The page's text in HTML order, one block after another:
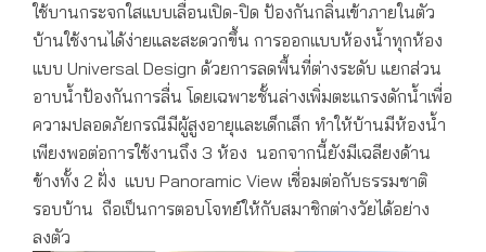
ใช้บานกระจกใสแบบเลื่อนเปิด-ปิด ป้องกันกลิ่นเข้าภายในตัว
บ้านใช้งานได้ง่ายและสะดวกขึ้น การออกแบบห้องน้ำทุกห้อง
แบบ Universal Design ด้วยการลดพื้นที่ต่างระดับ แยกส่วน
อาบน้ำป้องกันการลื่น โดยเฉพาะชั้นล่างเพิ่มตะแกรงดักน้ำเพื่อ
ความปลอดภัยกรณีมีผู้สูงอายุและเด็กเล็ก ทำให้บ้านมีห้องน้ำ
เพียงพอต่อการใช้งานถึง 3 ห้อง นอกจากนี้ยังมีเฉลียงด้าน
ข้างทั้ง 2 ฝั่ง แบบ Panoramic View เชื่อมต่อกับธรรมชาติ
รอบบ้าน ถือเป็นการตอบโจทย์ให้กับสมาชิกต่างวัยได้อย่าง
ลงตัว